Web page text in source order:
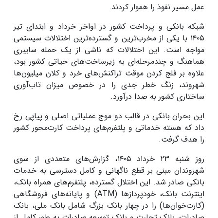
عمل مسیر نفوذ را هموار کردند.
شبکه بانکی و پرداخت کشور در اواخر خرداد و ابتدای تیر
۱۴۰۵ با یکی از مخرب‌ترین و گسترده‌ترین اختلالات سیستمی
مواجه است. این اختلالات که ناشی از یک حمله سایبری
هماهنگ و چندمرحله‌ای به زیرساخت‌های حیاتی کشور بود،
علاوه بر فلج کردن موقت تراکنش‌های خرد و کلان میلیون‌ها
شهروند، زنگ خطر جدی را در خصوص میزان تاب‌آوری
ساختاری کشور به صدا درآورد.
این بحران بانکی در قالب دو موج عملیاتی اصلی و پیاپی رخ
داد که هسته خدماتی و پلتفرم‌های پرداخت کارت‌محور کشور
را هدف گرفت.
روز شنبه ۲۳ خرداد ۱۴۰۵، گزارش‌های متعددی از سوی
شهروندان مبنی بر قطع ناگهانی و کامل دسترسی به خدمات
بانکی صادر شد. این اختلال گسترده، پلتفرم‌های همراه بانک،
اینترنت بانک، خودپردازها (ATM) و پایانه‌های فروشگاهی
(کارت‌خوان‌ها) را در چهار بانک بزرگ شامل بانک ملی، بانک